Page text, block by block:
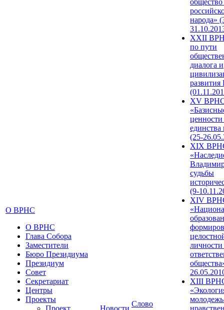
О ВРНС
О ВРНС
Глава Собора
Заместители
Бюро Президиума
Президиум
Совет
Секретариат
Центры
Проекты
Проект
Новости
Слово
народа»
XXII
по пути
диалога и
развития
XV
единства
(25-
XIX
судьбы
(9-
XIV
XIII